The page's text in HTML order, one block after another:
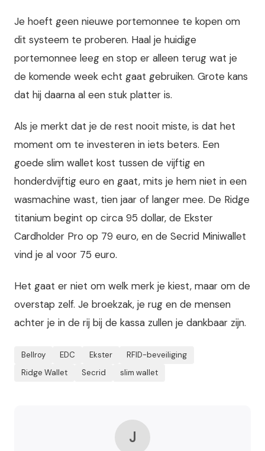
Je hoeft geen nieuwe portemonnee te kopen om
dit systeem te proberen. Haal je huidige
portemonnee leeg en stop er alleen terug wat je
de komende week echt gaat gebruiken. Grote kans
dat hij daarna al een stuk platter is.
Als je merkt dat je de rest nooit miste, is dat het
moment om te investeren in iets beters. Een
goede slim wallet kost tussen de vijftig en
honderdvijftig euro en gaat, mits je hem niet in een
wasmachine wast, tien jaar of langer mee. De Ridge
titanium begint op circa 95 dollar, de Ekster
Cardholder Pro op 79 euro, en de Secrid Miniwallet
vind je al voor 75 euro.
Het gaat er niet om welk merk je kiest, maar om de
overstap zelf. Je broekzak, je rug en de mensen
achter je in de rij bij de kassa zullen je dankbaar zijn.
Bellroy EDC Ekster
RFID-beveiliging
Ridge Wallet
Secrid slim wallet
J